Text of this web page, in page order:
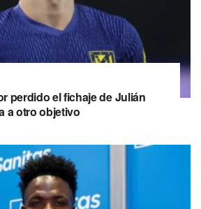
perdido el fichaje de Julián
a otro objetivo